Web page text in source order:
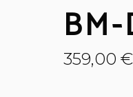
359,00 €